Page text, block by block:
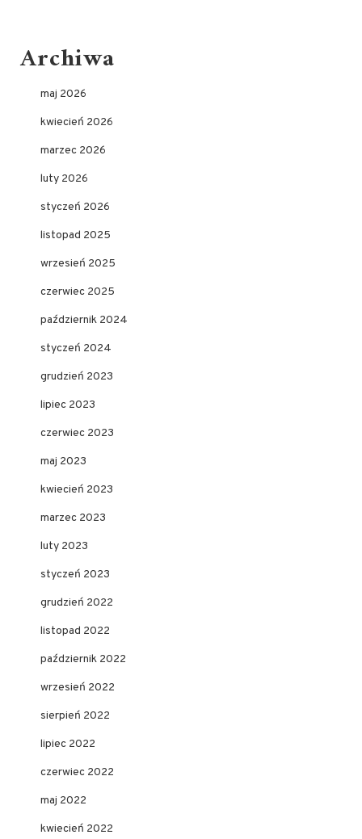
Archiwa
maj 2026
kwiecień 2026
marzec 2026
luty 2026
styczeń 2026
listopad 2025
wrzesień 2025
czerwiec 2025
październik 2024
styczeń 2024
grudzień 2023
lipiec 2023
czerwiec 2023
maj 2023
kwiecień 2023
marzec 2023
luty 2023
styczeń 2023
grudzień 2022
listopad 2022
październik 2022
wrzesień 2022
sierpień 2022
lipiec 2022
czerwiec 2022
maj 2022
kwiecień 2022